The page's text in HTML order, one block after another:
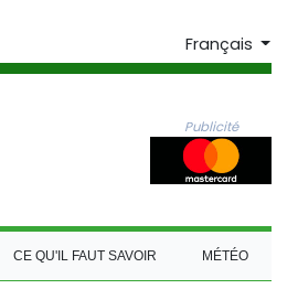
Français
Publicité
CE QU'IL FAUT SAVOIR MÉTÉO